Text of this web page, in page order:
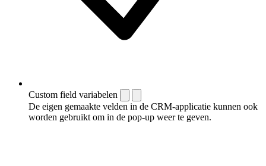
Custom field variabelen
De eigen gemaakte velden in de CRM-applicatie kunnen ook
worden gebruikt om in de pop-up weer te geven.